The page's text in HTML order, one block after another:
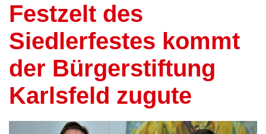
Festzelt des
Siedlerfestes kommt
der Bürgerstiftung
Karlsfeld zugute